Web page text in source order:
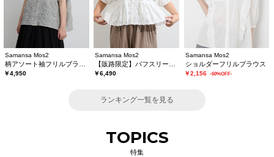
Samansa Mos2
￥4,950
Samansa Mos2
￥6,490
Samansa Mos2
ショルダーフリルブラウス
￥2,156 -60%OFF-
ランキング一覧を見る
TOPICS
特集